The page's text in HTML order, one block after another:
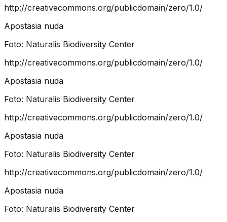
http://creativecommons.org/publicdomain/zero/1.0/
Apostasia nuda
Foto: Naturalis Biodiversity Center
http://creativecommons.org/publicdomain/zero/1.0/
Apostasia nuda
Foto: Naturalis Biodiversity Center
http://creativecommons.org/publicdomain/zero/1.0/
Apostasia nuda
Foto: Naturalis Biodiversity Center
http://creativecommons.org/publicdomain/zero/1.0/
Apostasia nuda
Foto: Naturalis Biodiversity Center